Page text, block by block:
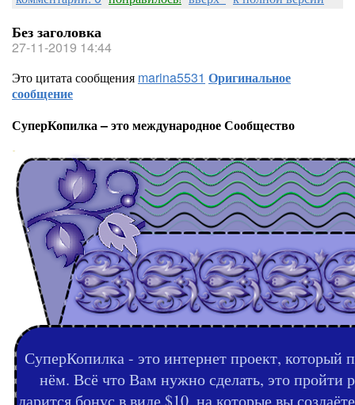
Без заголовка
27-11-2019 14:44
Это цитата сообщения marina5531 Оригинальное
сообщение
СуперКопилка – это международное Сообщество
СуперКопилка - это интернет проект, который
нём. Всё что Вам нужно сделать, это
дарится бонус в виде $10, на которые вы